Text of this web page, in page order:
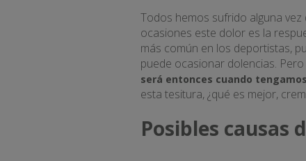
Todos hemos sufrido alguna
ocasiones este dolor es la
más común en los deportistas,
puede ocasionar dolencias. Pero
será entonces cuando
esta tesitura, ¿qué es mejor,
Posibles causas